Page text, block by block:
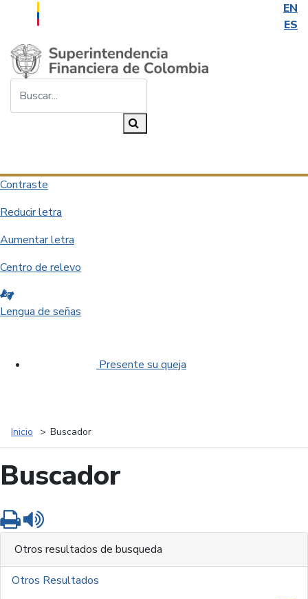
EN
ES
Saltar al contenido principal
Contraste
Reducir letra
Aumentar letra
Centro de relevo
Lengua de señas
Presente su queja
Inicio Buscador
Buscador
Imprimir
Otros resultados de busqueda
Otros Resultados